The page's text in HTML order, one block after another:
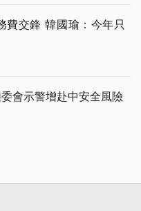
費交鋒 韓國瑜：今年只
會示警增赴中安全風險